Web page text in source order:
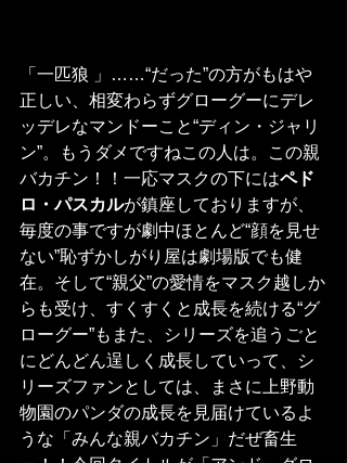
「一匹狼 」……“だった”の方がもはや
正しい、相変わらずグローグーにデレ
ッデレなマンドーこと“ディン・ジャリ
ン”。もうダメですねこの人は。この親
バカチン！！一応マスクの下にはペド
ロ・パスカルが鎮座しておりますが、
毎度の事ですが劇中ほとんど“顔を見せ
ない”恥ずかしがり屋は劇場版でも健
在。そして“親父”の愛情をマスク越しか
らも受け、すくすくと成長を続ける“グ
ローグー”もまた、シリーズを追うごと
にどんどん逞しく成長していって、シ
リーズファンとしては、まさに上野動
物園のパンダの成長を見届けているよ
うな「みんな親バカチン」だぜ畜生